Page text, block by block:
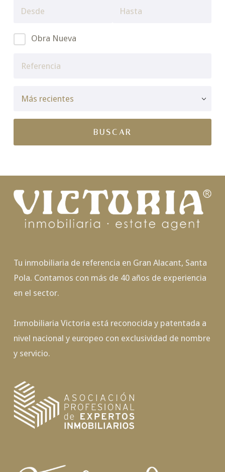
Obra Nueva
Tu inmobiliaria de referencia en Gran Alacant, Santa
Pola. Contamos con más de 40 años de experiencia
en el sector.
Inmobiliaria Victoria está reconocida y patentada a
nivel nacional y europeo con exclusividad de nombre
y servicio.